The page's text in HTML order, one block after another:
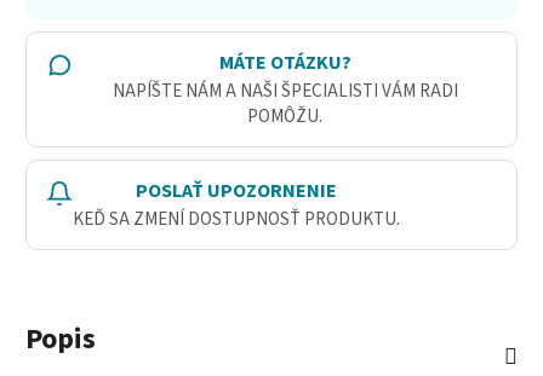
MÁTE OTÁZKU?
NAPÍŠTE NÁM A NAŠI ŠPECIALISTI VÁM RADI
POMÔŽU.
POSLAŤ UPOZORNENIE
KEĎ SA ZMENÍ DOSTUPNOSŤ PRODUKTU.
Popis